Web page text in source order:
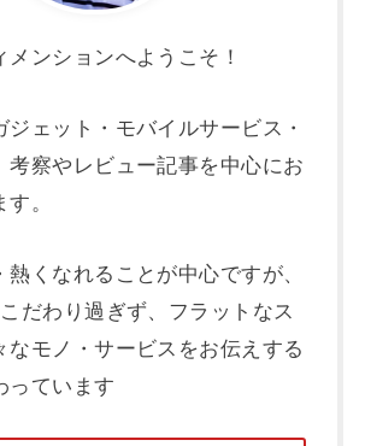
メンションへようこそ！
ジェット・モバイルサービス・
考察やレビュー記事を中心にお
。
くなれることが中心ですが、
だわり過ぎず、フラットなス
なモノ・サービスをお伝えする
っています